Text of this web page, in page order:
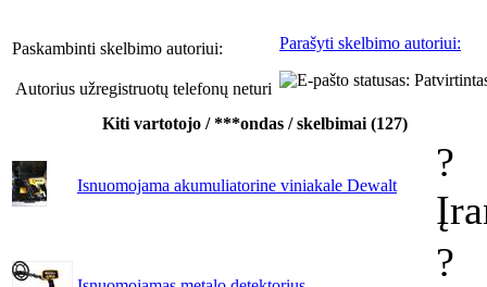
Paskambinti skelbimo autoriui:
Autorius užregistruotų telefonų neturi
Parašyti skelbimo autoriui:
Kiti vartotojo / ***ondas / skelbimai (127)
Isnuomojama akumuliatorine viniakale Dewalt
?
?